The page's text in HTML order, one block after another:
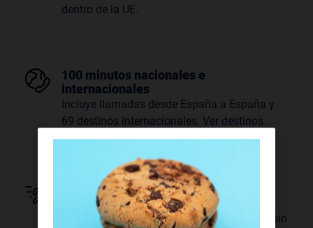
dentro de la UE.
100 minutos nacionales e
internacionales
Incluye llamadas desde España a España y
69 destinos internacionales. Ver destinos
Velocidad 5G
Navega a la máxima velocidad con
tecnología 5G en todos nuestros bonos. ¡Y sin